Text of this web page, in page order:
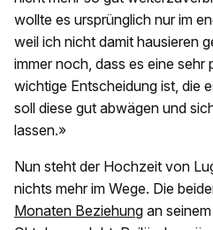
wollte es ursprünglich nur im
weil ich nicht damit hausieren
immer noch, dass es eine sehr
wichtige Entscheidung ist, die
soll diese gut abwägen und
lassen.»
Nun steht der Hochzeit von
nichts mehr im Wege. Die
Monaten Beziehung an